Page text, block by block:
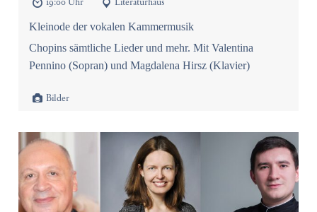
 
Kleinode der vokalen Kammermusik
Chopins sämtliche Lieder und mehr. Mit Valentina
Pennino (Sopran) und Magdalena Hirsz (Klavier)
 Bilder